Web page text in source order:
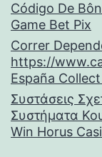
Código De
Game Bet Pix
Correr
https://
España
Συστάσεις
Συστήματα
Win Horus